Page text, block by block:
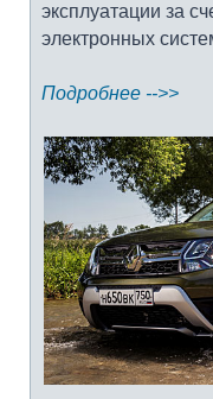
эксплуатации за
электронных
Подробнее -->>